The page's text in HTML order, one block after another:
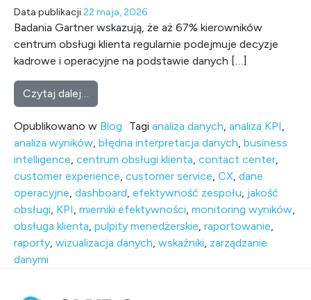
Data publikacji22 maja, 2026
Badania Gartner wskazują, że aż 67% kierowników
centrum obsługi klienta regularnie podejmuje decyzje
kadrowe i operacyjne na podstawie danych […]
Czytaj dalej…
Opublikowano w Blog Tagi analiza danych, analiza KPI,
analiza wyników, błędna interpretacja danych, business
intelligence, centrum obsługi klienta, contact center,
customer experience, customer service, CX, dane
operacyjne, dashboard, efektywność zespołu, jakość
obsługi, KPI, mierniki efektywności, monitoring wyników,
obsługa klienta, pulpity menedżerskie, raportowanie,
raporty, wizualizacja danych, wskaźniki, zarządzanie
danymi